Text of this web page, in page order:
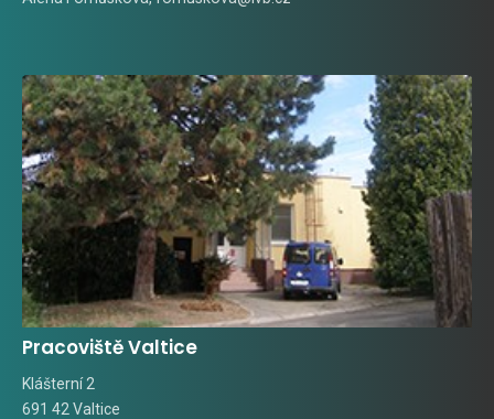
Pracoviště Valtice
Klášterní 2
691 42 Valtice